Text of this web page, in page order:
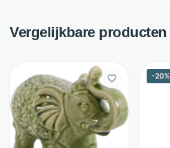
Vergelijkbare producten
-20%